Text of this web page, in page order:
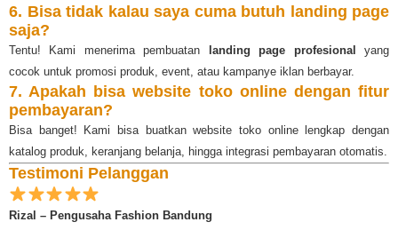
6. Bisa tidak kalau saya cuma butuh landing page
saja?
Tentu! Kami menerima pembuatan landing page profesional
yang
cocok untuk promosi produk, event, atau kampanye iklan berbayar.
7. Apakah bisa website toko online dengan fitur
pembayaran?
Bisa banget! Kami bisa buatkan website toko online lengkap dengan
katalog produk, keranjang belanja, hingga integrasi pembayaran otomatis.
Testimoni Pelanggan
Rizal – Pengusaha Fashion Bandung